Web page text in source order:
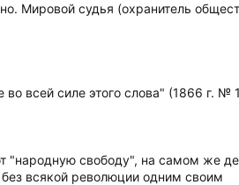
Мировой судья (охранитель
всей силе этого слова" (1866 г. №
"народную свободу", на самом же
всякой революции одним своим